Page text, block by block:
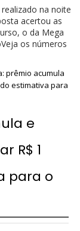
na noite
acertou as
o da Mega
os números
prêmio acumula
estimativa para
e
R$ 1
para o